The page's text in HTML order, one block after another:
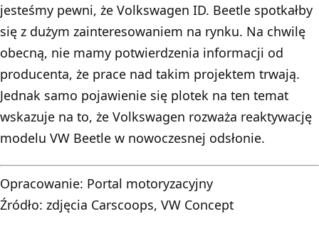
jesteśmy pewni, że Volkswagen ID. Beetle spotkałby
się z dużym zainteresowaniem na rynku. Na chwilę
obecną, nie mamy potwierdzenia informacji od
producenta, że prace nad takim projektem trwają.
Jednak samo pojawienie się plotek na ten temat
wskazuje na to, że Volkswagen rozważa reaktywację
modelu VW Beetle w nowoczesnej odsłonie.
Opracowanie: Portal motoryzacyjny
Źródło: zdjęcia Carscoops, VW Concept